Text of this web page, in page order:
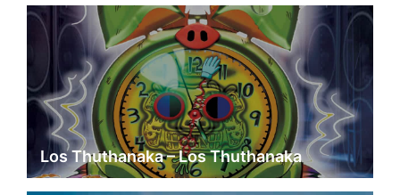
Los Thuthanaka – Los Thuthanaka